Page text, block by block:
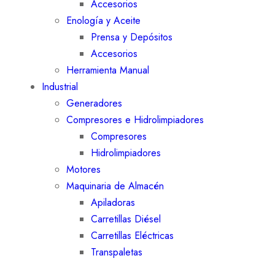
Accesorios
Enología y Aceite
Prensa y Depósitos
Accesorios
Herramienta Manual
Industrial
Generadores
Compresores e Hidrolimpiadores
Compresores
Hidrolimpiadores
Motores
Maquinaria de Almacén
Apiladoras
Carretillas Diésel
Carretillas Eléctricas
Transpaletas